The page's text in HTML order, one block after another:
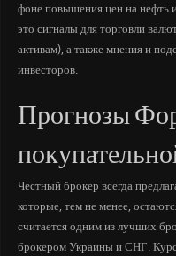
фоне повышения цен на нефть
это сигналы для торговли
активам), а также мнения и
инвесторов.
Прогнозы
Честный брокер всегда
которые, тем не менее,
считается одним из лучших
брокером Украины и СНГ.